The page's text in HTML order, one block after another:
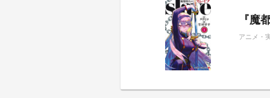
『魔
アニメ・